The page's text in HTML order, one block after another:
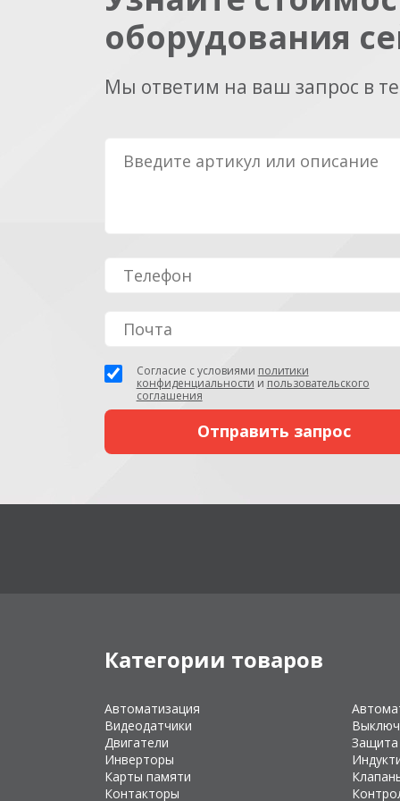
оборудования
Мы ответим на ваш запрос в
Согласие с условиями политики
конфиденциальности и пользовательского
соглашения
Категории товаров
Автоматизация
Видеодатчики
Двигатели
Инверторы
Карты памяти
Контакторы